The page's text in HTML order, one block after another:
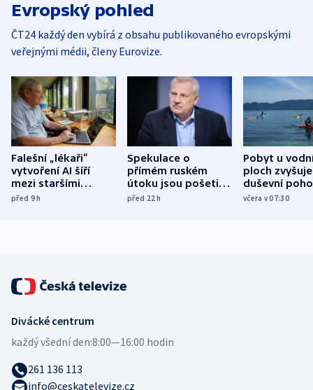
Evropský pohled
ČT24 každý den vybírá z obsahu publikovaného evropskými
veřejnými médii, členy Eurovize.
Falešní „lékaři“
vytvoření AI šíří
mezi staršími
Poláky nebezpečné
před 9h
Spekulace o
přímém ruském
útoku jsou pošetilé,
míní estonský
před 22h
Pobyt u
ploch zvyšuje
duševní
ukázala
včera v 07:30
Divácké centrum
každý všední den:8:00—16:00 hodin
261 136 113
info@ceskatelevize.cz